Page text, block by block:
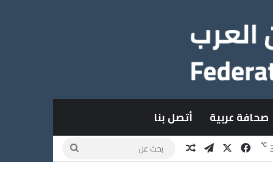
صحافة عربية أتصل بنا
℃ فيسبوك تيلقراممقال عشوائي
بحث